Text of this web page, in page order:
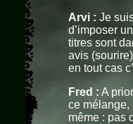
Arvi : Je
d’imposer
titres sont
avis
en tout cas
Fred : A
ce mélange,
même : pas